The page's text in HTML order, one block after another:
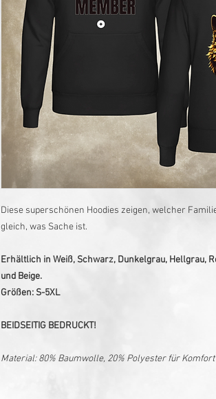
Diese superschönen Hoodies zeigen, welcher
gleich, was Sache ist.
Erhältlich in Weiß, Schwarz, Dunkelgrau, Hellgrau,
und Beige.
Größen: S-5XL
BEIDSEITIG BEDRUCKT!
Material: 80% Baumwolle, 20% Polyester für